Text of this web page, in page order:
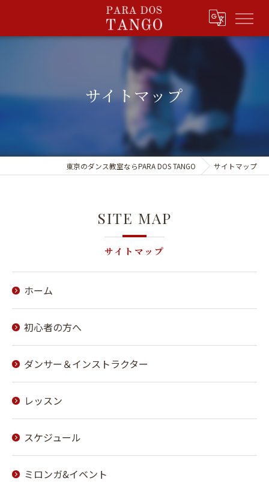
サイトマップ
東京のダンス教室ならPARA DOS TANGO サイトマップ
サイトマップ
SITE MAP
ホーム
初心者の方へ
ダンサー＆インストラクター
レッスン
スケジュール
ミロンガ&イベント